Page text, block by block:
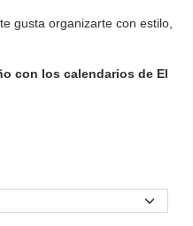
gusta organizarte con estilo,
con los calendarios de El